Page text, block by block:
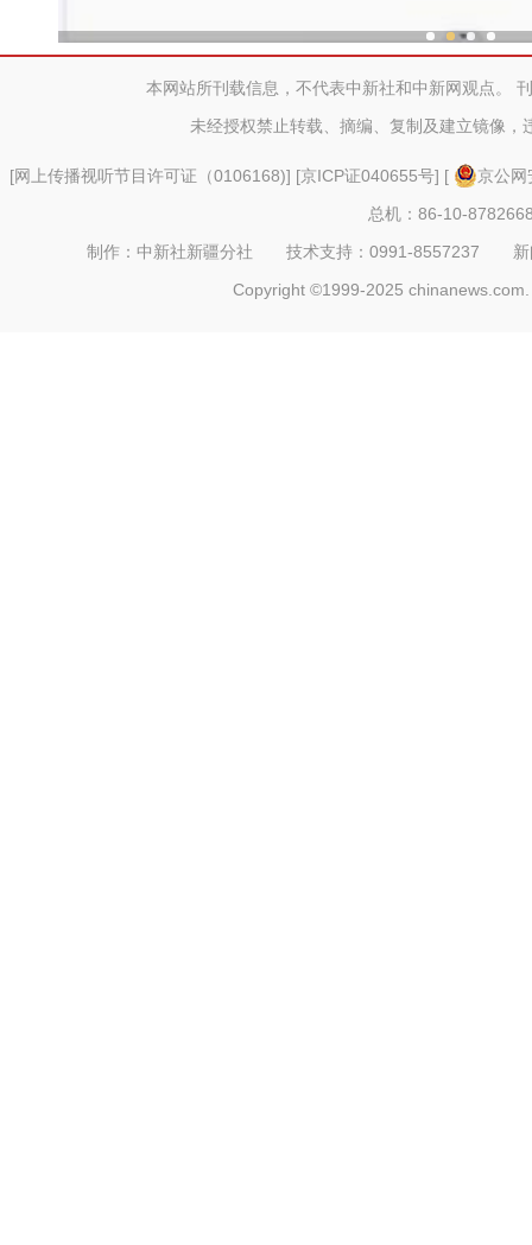
本网站所刊载信息，不代表中新社和中新网观点。
未经授权禁止转载、摘编、复制及建立镜像，
[网上传播视听节目许可证（0106168)] [京ICP证040655号] [
京公
总机：86-10-
制作：中新社新疆分社 技术支持：0991-8557237
Copyright ©1999-2025